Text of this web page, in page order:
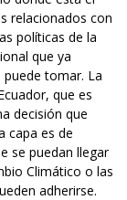
relacionados con
políticas de la
que ya
puede tomar. La
que es
decisión que
capa es de
se puedan llegar
Climático o las
adherirse.